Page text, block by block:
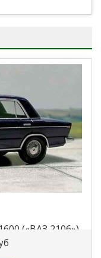
(«ВАЗ 2106»)
СССР